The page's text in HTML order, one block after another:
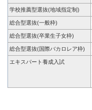
学校推薦型選抜(地域指定制)
総合型選抜(一般枠)
総合型選抜(卒業生子女枠)
総合型選抜(国際バカロレア枠)
エキスパート養成入試